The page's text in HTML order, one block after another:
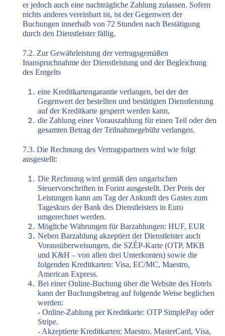
er jedoch auch eine nachträgliche Zahlung zulassen. Sofern
nichts anderes vereinbart ist, ist der Gegenwert der
Buchungen innerhalb von 72 Stunden nach Bestätigung
durch den Dienstleister fällig.
7.2. Zur Gewährleistung der vertragsgemäßen
Inanspruchnahme der Dienstleistung und der Begleichung
des Entgelts
eine Kreditkartengarantie verlangen, bei der der
Gegenwert der bestellten und bestätigten Dienstleistung
auf der Kreditkarte gesperrt werden kann,
die Zahlung einer Vorauszahlung für einen Teil oder den
gesamten Betrag der Teilnahmegebühr verlangen.
7.3. Die Rechnung des Vertragspartners wird wie folgt
ausgestellt:
Die Rechnung wird gemäß den ungarischen
Steuervorschriften in Forint ausgestellt. Der Preis der
Leistungen kann am Tag der Ankunft des Gastes zum
Tageskurs der Bank des Dienstleisters in Euro
umgerechnet werden.
Mögliche Währungen für Barzahlungen: HUF, EUR
Neben Barzahlung akzeptiert der Dienstleister auch
Vorausüberweisungen, die SZÉP-Karte (OTP, MKB
und K&H – von allen drei Unterkonten) sowie die
folgenden Kreditkarten: Visa, EC/MC, Maestro,
American Express.
Bei einer Online-Buchung über die Website des Hotels
kann der Buchungsbetrag auf folgende Weise beglichen
werden:
- Online-Zahlung per Kreditkarte: OTP SimplePay oder
Stripe.
- Akzeptierte Kreditkarten: Maestro, MasterCard, Visa,